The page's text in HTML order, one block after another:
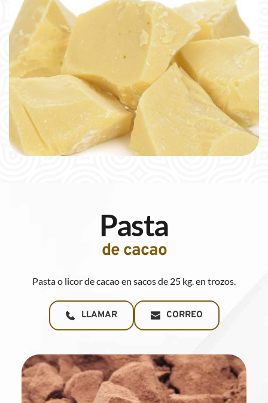
Pasta
de cacao
Pasta o licor de cacao en sacos de 25 kg. en trozos.
LLAMAR CORREO